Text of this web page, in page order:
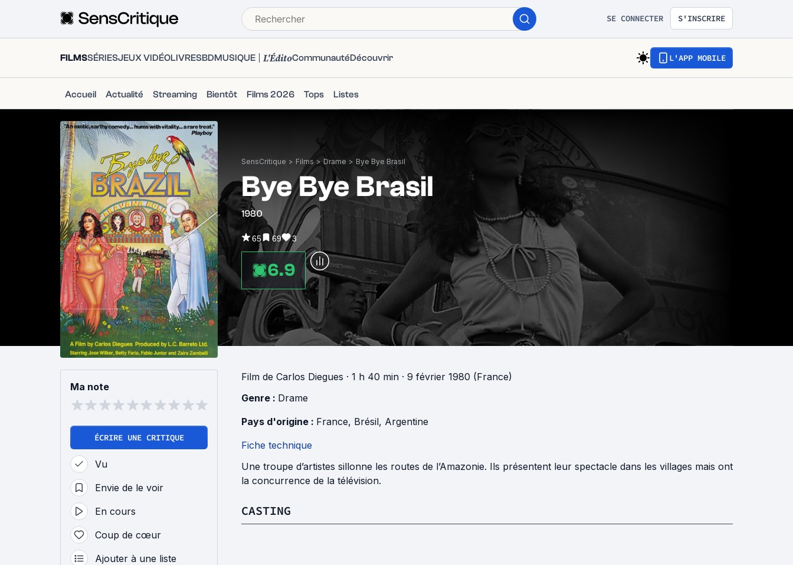
SE CONNECTER S'INSCRIRE
FILMSSÉRIESJEUX VIDÉOLIVRESBDMUSIQUE L'ÉditoCommunautéDécouvrir L'APP MOBILE
Accueil Actualité Streaming Bientôt Films 2026 Tops Listes
SensCritique > Films > Drame > Bye Bye Brasil
Bye Bye Brasil
1980
65 69 3
6.9
Ma note
ÉCRIRE UNE CRITIQUE
Vu
Envie de le voir
En cours
Coup de cœur
Ajouter à une liste
Film de Carlos Diegues · 1 h 40 min · 9 février 1980 (France)
Genre : Drame
Pays d'origine : France, Brésil, Argentine
Fiche technique
Une troupe d’artistes sillonne les routes de l’Amazonie. Ils présentent leur spectacle dans les villages mais ont
la concurrence de la télévision.
CASTING